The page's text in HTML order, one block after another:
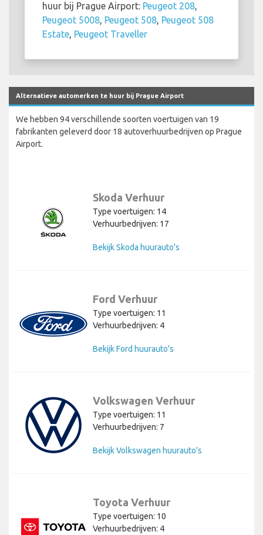
huur bij Prague Airport: Peugeot 208,
Peugeot 5008, Peugeot 508, Peugeot 508
Estate, Peugeot Traveller
Alternatieve automerken te huur bij Prague Airport
We hebben 94 verschillende soorten voertuigen van 19
fabrikanten geleverd door 18 autoverhuurbedrijven op Prague
Airport.
Skoda Verhuur
Type voertuigen: 14
Verhuurbedrijven: 17
Bekijk Skoda huurauto's
Ford Verhuur
Type voertuigen: 11
Verhuurbedrijven: 4
Bekijk Ford huurauto's
Volkswagen Verhuur
Type voertuigen: 11
Verhuurbedrijven: 7
Bekijk Volkswagen huurauto's
Toyota Verhuur
Type voertuigen: 10
Verhuurbedrijven: 4